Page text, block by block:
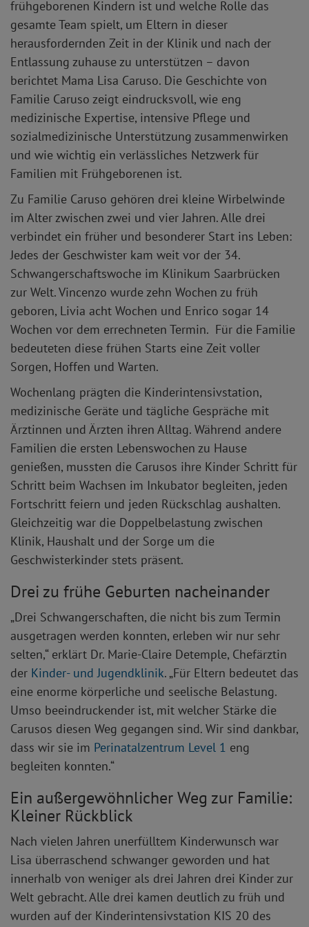
frühgeborenen Kindern ist und welche Rolle das
gesamte Team spielt, um Eltern in dieser
herausfordernden Zeit in der Klinik und nach der
Entlassung zuhause zu unterstützen – davon
berichtet Mama Lisa Caruso. Die Geschichte von
Familie Caruso zeigt eindrucksvoll, wie eng
medizinische Expertise, intensive Pflege und
sozialmedizinische Unterstützung zusammenwirken
und wie wichtig ein verlässliches Netzwerk für
Familien mit Frühgeborenen ist.
Zu Familie Caruso gehören drei kleine Wirbelwinde
im Alter zwischen zwei und vier Jahren. Alle drei
verbindet ein früher und besonderer Start ins Leben:
Jedes der Geschwister kam weit vor der 34.
Schwangerschaftswoche im Klinikum Saarbrücken
zur Welt. Vincenzo wurde zehn Wochen zu früh
geboren, Livia acht Wochen und Enrico sogar 14
Wochen vor dem errechneten Termin. Für die Familie
bedeuteten diese frühen Starts eine Zeit voller
Sorgen, Hoffen und Warten.
Wochenlang prägten die Kinderintensivstation,
medizinische Geräte und tägliche Gespräche mit
Ärztinnen und Ärzten ihren Alltag. Während andere
Familien die ersten Lebenswochen zu Hause
genießen, mussten die Carusos ihre Kinder Schritt für
Schritt beim Wachsen im Inkubator begleiten, jeden
Fortschritt feiern und jeden Rückschlag aushalten.
Gleichzeitig war die Doppelbelastung zwischen
Klinik, Haushalt und der Sorge um die
Geschwisterkinder stets präsent.
Drei zu frühe Geburten nacheinander
„Drei Schwangerschaften, die nicht bis zum Termin
ausgetragen werden konnten, erleben wir nur sehr
selten,“ erklärt Dr. Marie-Claire Detemple, Chefärztin
der Kinder- und Jugendklinik. „Für Eltern bedeutet das
eine enorme körperliche und seelische Belastung.
Umso beeindruckender ist, mit welcher Stärke die
Carusos diesen Weg gegangen sind. Wir sind dankbar,
dass wir sie im Perinatalzentrum Level 1 eng
begleiten konnten.“
Ein außergewöhnlicher Weg zur Familie:
Kleiner Rückblick
Nach vielen Jahren unerfülltem Kinderwunsch war
Lisa überraschend schwanger geworden und hat
innerhalb von weniger als drei Jahren drei Kinder zur
Welt gebracht. Alle drei kamen deutlich zu früh und
wurden auf der Kinderintensivstation KIS 20 des